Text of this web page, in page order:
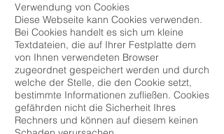
Verwendung von Cookies
Diese Webseite kann Cookies verwenden.
Bei Cookies handelt es sich um kleine
Textdateien, die auf Ihrer Festplatte dem
von Ihnen verwendeten Browser
zugeordnet gespeichert werden und durch
welche der Stelle, die den Cookie setzt,
bestimmte Informationen zufließen. Cookies
gefährden nicht die Sicherheit Ihres
Rechners und können auf diesem keinen